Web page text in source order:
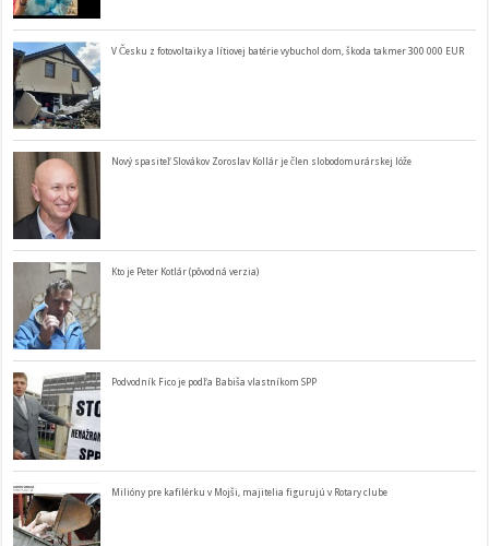
V Česku z fotovoltaiky a lítiovej batérie vybuchol dom, škoda takmer 300 000 EUR
Nový spasiteľ Slovákov Zoroslav Kollár je člen slobodomurárskej lóže
Kto je Peter Kotlár (pôvodná verzia)
Podvodník Fico je podľa Babiša vlastníkom SPP
Milióny pre kafilérku v Mojši, majitelia figurujú v Rotary clube